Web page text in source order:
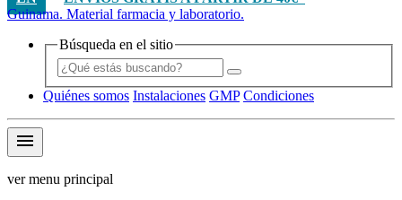
Guinama. Material farmacia y laboratorio.
Búsqueda en el sitio
Quiénes somos Instalaciones GMP Condiciones
menu
ver menu principal